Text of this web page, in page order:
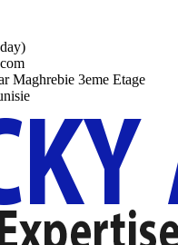
Maghrebie 3eme Etage